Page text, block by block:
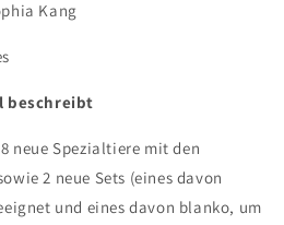
Kang
beschreibt
neue Spezialtiere mit den
2 neue Sets (eines davon
und eines davon blanko, um